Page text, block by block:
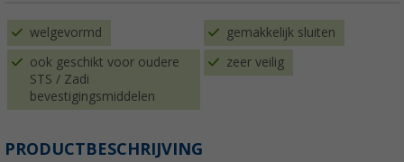
welgevormd gemakkelijk sluiten
ook geschikt voor oudere
STS / Zadi
bevestigingsmiddelen
zeer veilig
PRODUCTBESCHRIJVING